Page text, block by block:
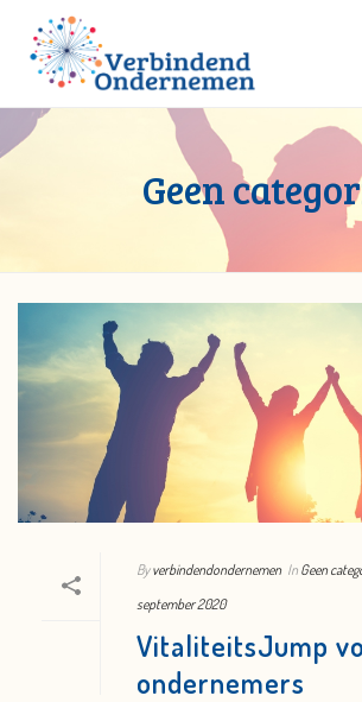
Geen
By verbindendondernemen In Geen
september 2020
VitaliteitsJump
ondernemers